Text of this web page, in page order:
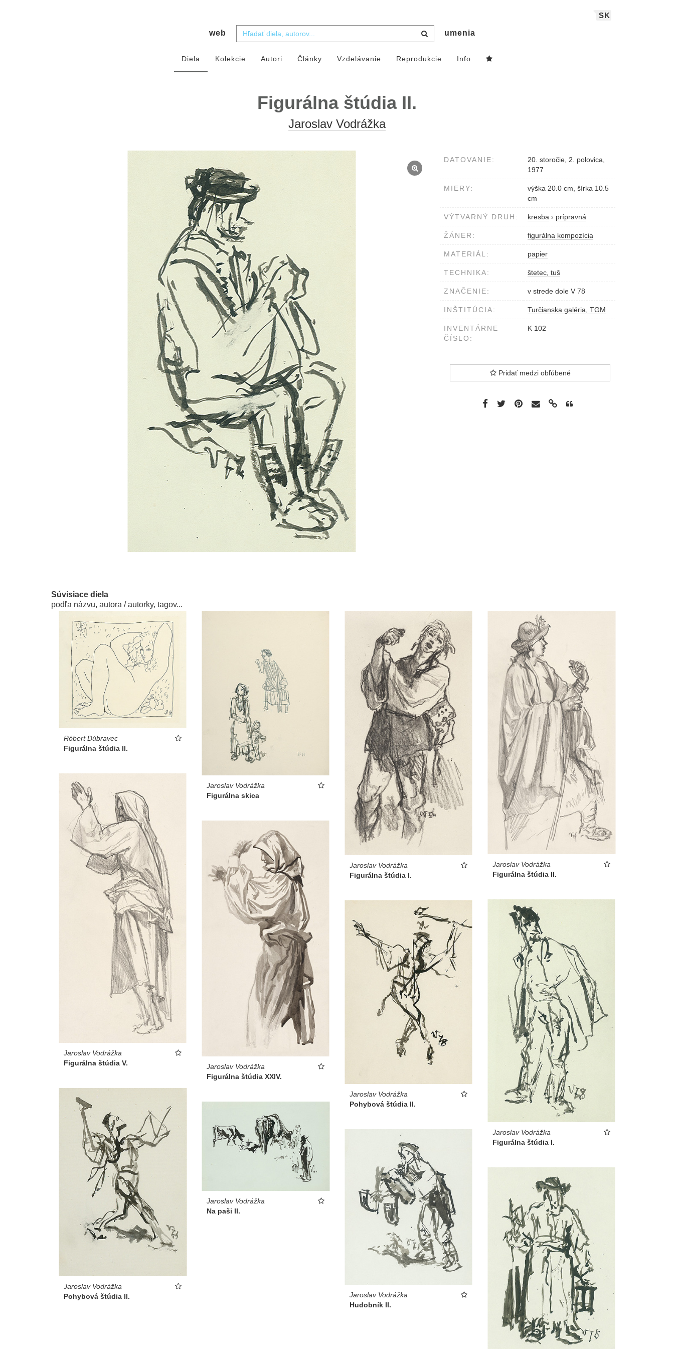
SK
web umenia
Diela Kolekcie Autori Články Vzdelávanie Reprodukcie Info
Figurálna štúdia II.
Jaroslav Vodrážka
DATOVANIE:
20. storočie, 2. polovica,
1977
MIERY:
výška 20.0 cm, šírka 10.5
cm
VÝTVARNÝ DRUH: kresba › prípravná
ŽÁNER: figurálna kompozícia
MATERIÁL: papier
TECHNIKA: štetec, tuš
ZNAČENIE: v strede dole V 78
INŠTITÚCIA: Turčianska galéria, TGM
INVENTÁRNE
ČÍSLO:
K 102
Pridať medzi obľúbené
Súvisiace diela
podľa názvu, autora / autorky, tagov...
Róbert Dúbravec
Figurálna štúdia II.
Jaroslav Vodrážka
Figurálna skica
Jaroslav Vodrážka
Figurálna štúdia I.
Jaroslav Vodrážka
Figurálna štúdia II.
Jaroslav Vodrážka
Figurálna štúdia V.
Jaroslav Vodrážka
Figurálna štúdia XXIV.
Jaroslav Vodrážka
Figurálna štúdia I.
Jaroslav Vodrážka
Pohybová štúdia II.
Jaroslav Vodrážka
Pohybová štúdia II.
Jaroslav Vodrážka
Na paši II.
Jaroslav Vodrážka
Hudobník II.